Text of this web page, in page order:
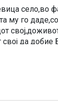
село,во
му го
да добие
дружба